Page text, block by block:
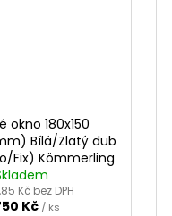
okno 180x150
Bílá/Zlatý dub
Fix) Kömmerling
70 AD
Kč bez DPH
Kč / ks